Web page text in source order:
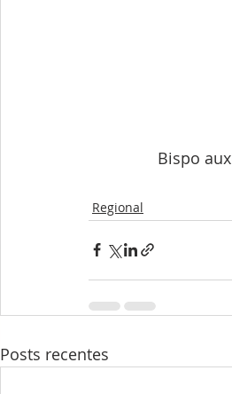
Bispo
Regional
Posts recentes